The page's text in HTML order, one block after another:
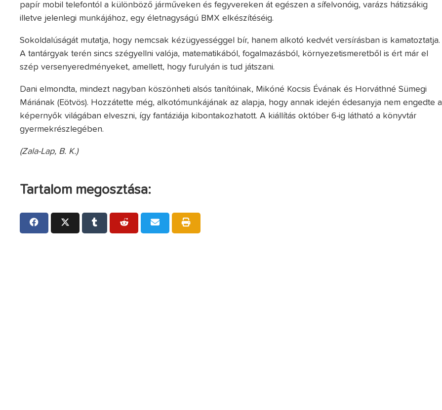
papír mobil telefontól a különböző járműveken és fegyvereken át egészen a sífelvonóig, varázs hátizsákig
illetve jelenlegi munkájához, egy életnagyságú BMX elkészítéséig.
Sokoldalúságát mutatja, hogy nemcsak kézügyességgel bír, hanem alkotó kedvét versírásban is kamatoztatja.
A tantárgyak terén sincs szégyellni valója, matematikából, fogalmazásból, környezetismeretből is ért már el
szép versenyeredményeket, amellett, hogy furulyán is tud játszani.
Dani elmondta, mindezt nagyban köszönheti alsós tanítóinak, Mikóné Kocsis Évának és Horváthné Sümegi
Máriának (Eötvös). Hozzátette még, alkotómunkájának az alapja, hogy annak idején édesanyja nem engedte a
képernyők világában elveszni, így fantáziája kibontakozhatott. A kiállítás október 6-ig látható a könyvtár
gyermekrészlegében.
(Zala-Lap, B. K.)
Tartalom megosztása: